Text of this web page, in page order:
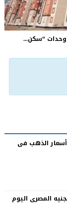
وحدات “سكن...
جنيها.. أسعار الذهب فى
المصرى اليوم